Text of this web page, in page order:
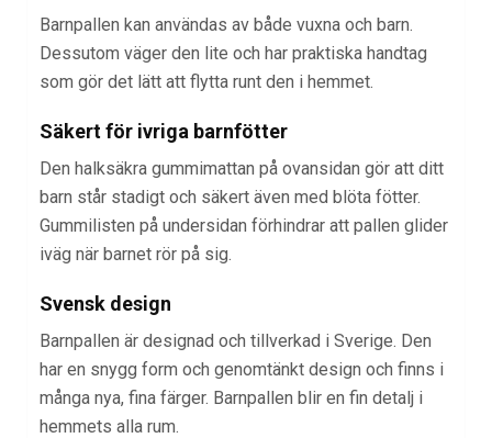
Barnpallen kan användas av både vuxna och barn.
Dessutom väger den lite och har praktiska handtag
som gör det lätt att flytta runt den i hemmet.
Säkert för ivriga barnfötter
Den halksäkra gummimattan på ovansidan gör att ditt
barn står stadigt och säkert även med blöta fötter.
Gummilisten på undersidan förhindrar att pallen glider
iväg när barnet rör på sig.
Svensk design
Barnpallen är designad och tillverkad i Sverige. Den
har en snygg form och genomtänkt design och finns i
många nya, fina färger. Barnpallen blir en fin detalj i
hemmets alla rum.